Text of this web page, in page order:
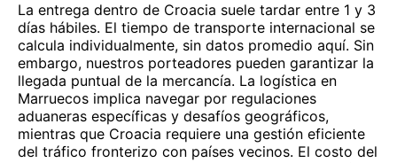
La entrega dentro de Croacia suele tardar entre 1 y 3
días hábiles. El tiempo de transporte internacional se
calcula individualmente, sin datos promedio aquí. Sin
embargo, nuestros porteadores pueden garantizar la
llegada puntual de la mercancía. La logística en
Marruecos implica navegar por regulaciones
aduaneras específicas y desafíos geográficos,
mientras que Croacia requiere una gestión eficiente
del tráfico fronterizo con países vecinos. El costo del